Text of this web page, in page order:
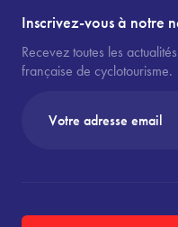
Inscrivez-vous à notre
Recevez toutes les
française de cyclotourisme.